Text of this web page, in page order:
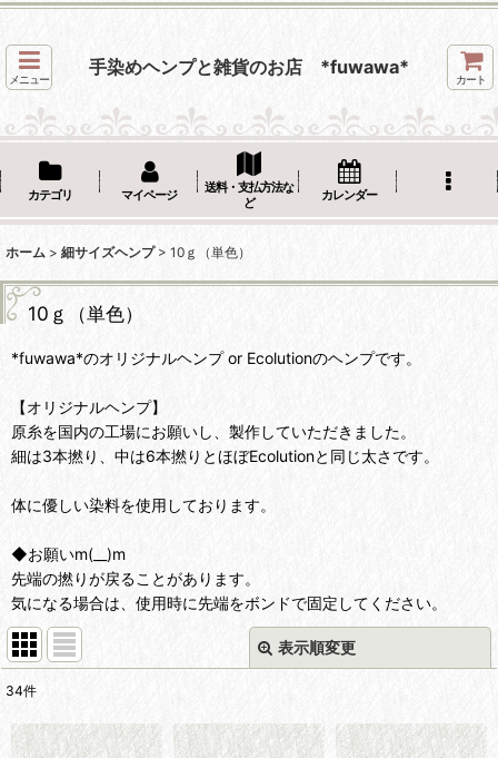
メニュー
手染めヘンプと雑貨のお店 *fuwawa*
カート
カテゴリ マイページ
送料・支払方法な
ど
カレンダー
ホーム > 細サイズヘンプ > 10ｇ（単色）
10ｇ（単色）
*fuwawa*のオリジナルヘンプ or Ecolutionのヘンプです。
【オリジナルヘンプ】
原糸を国内の工場にお願いし、製作していただきました。
細は3本撚り、中は6本撚りとほぼEcolutionと同じ太さです。
体に優しい染料を使用しております。
◆お願いm(__)m
先端の撚りが戻ることがあります。
気になる場合は、使用時に先端をボンドで固定してください。
表示順変更
34件